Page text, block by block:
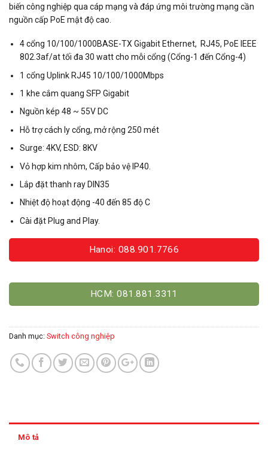
biến công nghiệp qua cáp mạng và đáp ứng môi trường mạng cần
nguồn cấp PoE mật độ cao.
4 cổng 10/100/1000BASE-TX Gigabit Ethernet, RJ45, PoE IEEE
802.3af/at tối đa 30 watt cho mỗi cổng (Cổng-1 đến Cổng-4)
1 cổng Uplink RJ45 10/100/1000Mbps
1 khe cắm quang SFP Gigabit
Nguồn kép 48 ~ 55V DC
Hỗ trợ cách ly cổng, mở rộng 250 mét
Surge: 4KV, ESD: 8KV
Vỏ hợp kim nhôm, Cấp bảo vệ IP40.
Lắp đặt thanh ray DIN35
Nhiệt độ hoạt động -40 đến 85 độ C
Cài đặt Plug and Play.
Hanoi: 088.901.7766
HCM: 081.881.3311
Danh mục: Switch công nghiệp
Mô tả